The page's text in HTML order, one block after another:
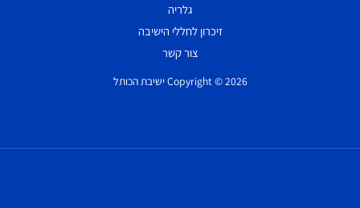
גלריה
זיכרון לחללי הישיבה
צור קשר
Copyright © 2026 ישיבת הכותל